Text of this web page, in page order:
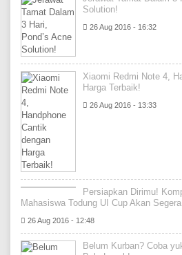
Solution!
26 Aug 2016 - 16:32
Xiaomi Redmi Note 4,
Harga Terbaik!
26 Aug 2016 - 13:33
Persiapkan Dirimu!
Mahasiswa Todung UI Cup Akan
26 Aug 2016 - 12:48
Belum Kurban? Coba